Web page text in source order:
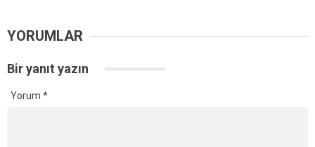
YORUMLAR
Bir yanıt yazın
Yorum *